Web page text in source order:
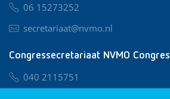
06 15273252
secretariaat@nvmo.nl
Congressecretariaat NVMO Congres
040 2115751